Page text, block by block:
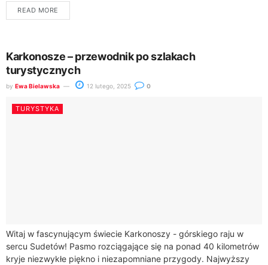
READ MORE
Karkonosze – przewodnik po szlakach
turystycznych
by Ewa Bielawska 12 lutego, 2025 0
TURYSTYKA
Witaj w fascynującym świecie Karkonoszy - górskiego raju w
sercu Sudetów! Pasmo rozciągające się na ponad 40 kilometrów
kryje niezwykłe piękno i niezapomniane przygody. Najwyższy